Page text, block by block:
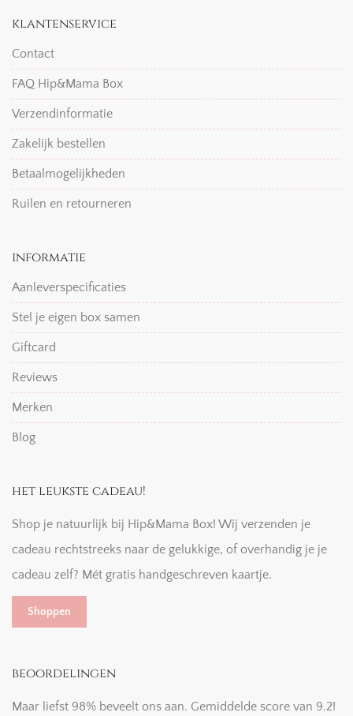
klantenservice
Contact
FAQ Hip&Mama Box
Verzendinformatie
Zakelijk bestellen
Betaalmogelijkheden
Ruilen en retourneren
informatie
Aanleverspecificaties
Stel je eigen box samen
Giftcard
Reviews
Merken
Blog
het leukste cadeau!
Shop je natuurlijk bij Hip&Mama Box! Wij verzenden je
cadeau rechtstreeks naar de gelukkige, of overhandig je je
cadeau zelf? Mét gratis handgeschreven kaartje.
Shoppen
beoordelingen
Maar liefst 98% beveelt ons aan. Gemiddelde score van 9.2!